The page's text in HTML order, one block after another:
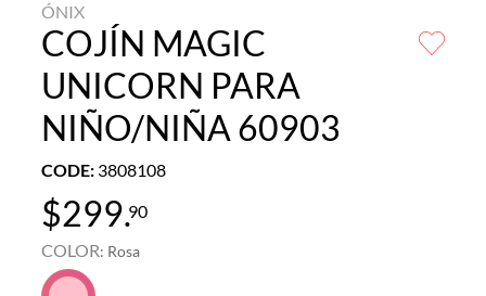
ÓNIX
COJÍN MAGIC
UNICORN PARA
NIÑO/NIÑA 60903
CODE: 3808108
$299.90
COLOR: Rosa